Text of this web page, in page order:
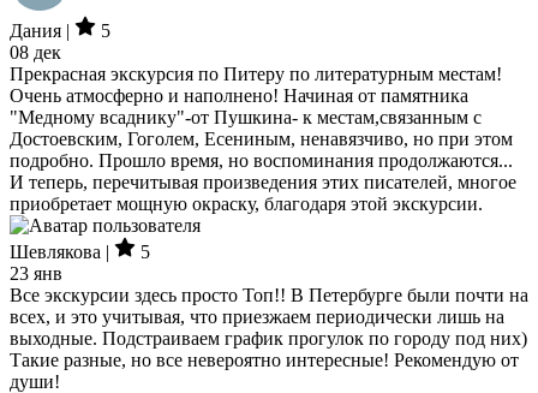
Дания |
5
08 дек
Прекрасная экскурсия по Питеру по литературным местам!
Очень атмосферно и наполнено! Начиная от памятника
"Медному всаднику"-от Пушкина- к местам,связанным с
Достоевским, Гоголем, Есениным, ненавязчиво, но при этом
подробно. Прошло время, но воспоминания продолжаются...
И теперь, перечитывая произведения этих писателей, многое
приобретает мощную окраску, благодаря этой экскурсии.
Шевлякова |
5
23 янв
Все экскурсии здесь просто Топ!! В Петербурге были почти на
всех, и это учитывая, что приезжаем периодически лишь на
выходные. Подстраиваем график прогулок по городу под них)
Такие разные, но все невероятно интересные! Рекомендую от
души!